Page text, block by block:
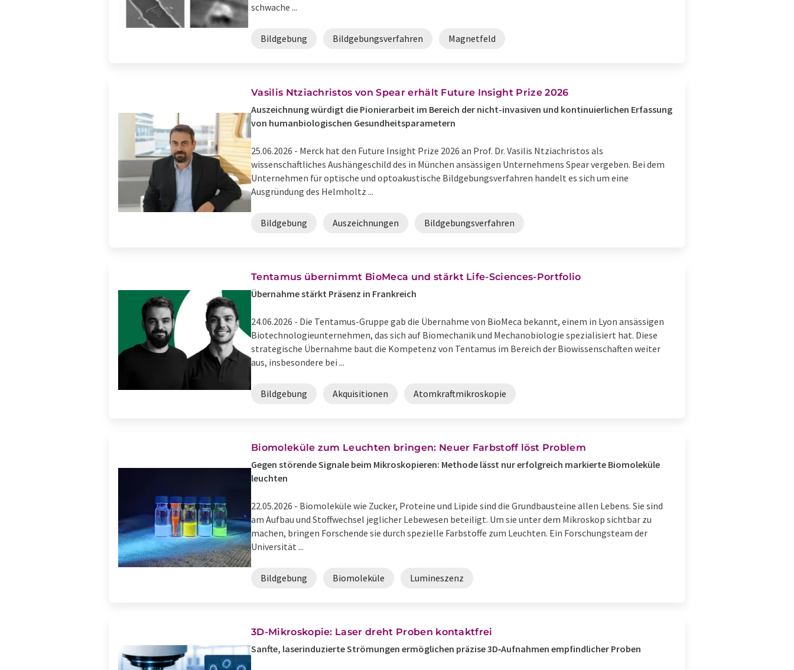
schwache ...
Bildgebung Bildgebungsverfahren Magnetfeld
Vasilis Ntziachristos von Spear erhält Future Insight Prize 2026
Auszeichnung würdigt die Pionierarbeit im Bereich der nicht-invasiven und kontinuierlichen Erfassung
von humanbiologischen Gesundheitsparametern
25.06.2026 - Merck hat den Future Insight Prize 2026 an Prof. Dr. Vasilis Ntziachristos als
wissenschaftliches Aushängeschild des in München ansässigen Unternehmens Spear vergeben. Bei dem
Unternehmen für optische und optoakustische Bildgebungsverfahren handelt es sich um eine
Ausgründung des Helmholtz ...
Bildgebung Auszeichnungen Bildgebungsverfahren
Tentamus übernimmt BioMeca und stärkt Life-Sciences-Portfolio
Übernahme stärkt Präsenz in Frankreich
24.06.2026 - Die Tentamus-Gruppe gab die Übernahme von BioMeca bekannt, einem in Lyon ansässigen
Biotechnologieunternehmen, das sich auf Biomechanik und Mechanobiologie spezialisiert hat. Diese
strategische Übernahme baut die Kompetenz von Tentamus im Bereich der Biowissenschaften weiter
aus, insbesondere bei ...
Bildgebung Akquisitionen Atomkraftmikroskopie
Biomoleküle zum Leuchten bringen: Neuer Farbstoff löst Problem
Gegen störende Signale beim Mikroskopieren: Methode lässt nur erfolgreich markierte Biomoleküle
leuchten
22.05.2026 - Biomoleküle wie Zucker, Proteine und Lipide sind die Grundbausteine allen Lebens. Sie sind
am Aufbau und Stoffwechsel jeglicher Lebewesen beteiligt. Um sie unter dem Mikroskop sichtbar zu
machen, bringen Forschende sie durch spezielle Farbstoffe zum Leuchten. Ein Forschungsteam der
Universität ...
Bildgebung Biomoleküle Lumineszenz
3D-Mikroskopie: Laser dreht Proben kontaktfrei
Sanfte, laserinduzierte Strömungen ermöglichen präzise 3D‑Aufnahmen empfindlicher Proben